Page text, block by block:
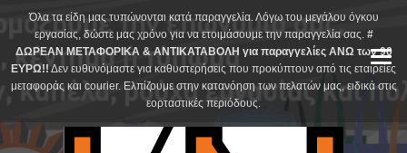
content
Όλα τα είδη μας τυπώνονται κατά παραγγελία. Λόγω του μεγάλου όγκου
εργασίας, δώστε μας χρόνο για να ετοιμάσουμε την παραγγελία σας. #
ΔΩΡΕΑΝ ΜΕΤΑΦΟΡΙΚΑ & ΑΝΤΙΚΑΤΑΒΟΛΗ για παραγγελίες ΑΝΩ των 90
ΕΥΡΩ!! Δεν ευθυνόμαστε για καθυστερήσεις που προκύπτουν από τις εταιρείες
μεταφοράς και courier. Ελπίζουμε στην κατανόηση των πελατών μας, ειδικά στις
εορταστικές περιόδους.